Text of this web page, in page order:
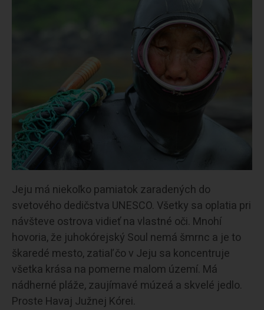
Jeju má niekoľko pamiatok zaradených do
svetového dedičstva UNESCO. Všetky sa oplatia pri
návšteve ostrova vidieť na vlastné oči. Mnohí
hovoria, že juhokórejský Soul nemá šmrnc a je to
škaredé mesto, zatiaľ čo v Jeju sa koncentruje
všetka krása na pomerne malom území. Má
nádherné pláže, zaujímavé múzeá a skvelé jedlo.
Proste Havaj Južnej Kórei.